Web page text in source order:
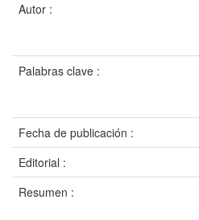
Autor :
Palabras clave :
Fecha de publicación :
Editorial :
Resumen :